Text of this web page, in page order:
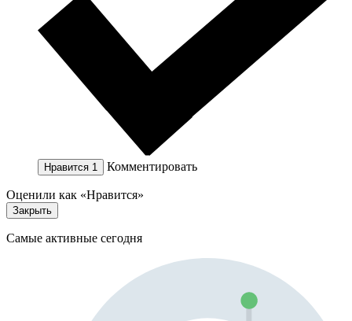
Нравится 1 Комментировать
Оценили как «Нравится»
Закрыть
Самые активные сегодня